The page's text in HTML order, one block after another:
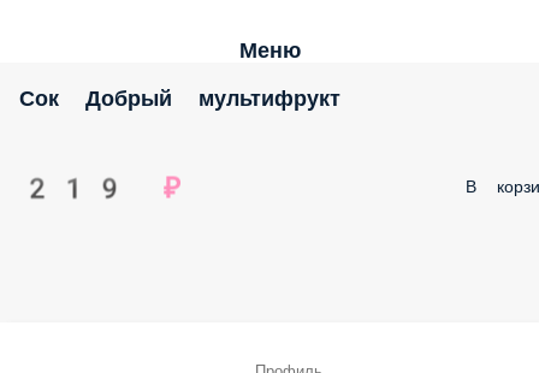
Меню
Сок Добрый мультифрукт
219 ₽ В